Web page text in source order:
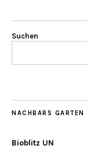
Suchen
NACHBARS GARTEN
Bioblitz UN